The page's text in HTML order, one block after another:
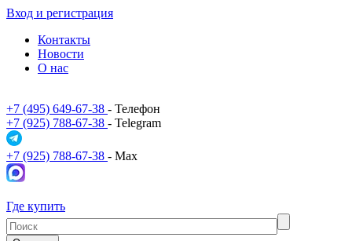
Вход и регистрация
Контакты
Новости
О нас
+7 (495) 649-67-38 - Телефон
+7 (925) 788-67-38 - Telegram
+7 (925) 788-67-38 - Max
Где купить